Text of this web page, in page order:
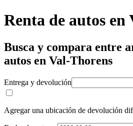
Renta de autos en
Busca y compara entre
autos en Val-Thorens
Entrega y devolución
Agregar una ubicación de devolución